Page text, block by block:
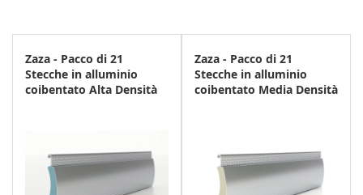
Zaza - Pacco di 21
Stecche in alluminio
coibentato Alta Densità
Zaza - Pacco di 21
Stecche in alluminio
coibentato Media Densità